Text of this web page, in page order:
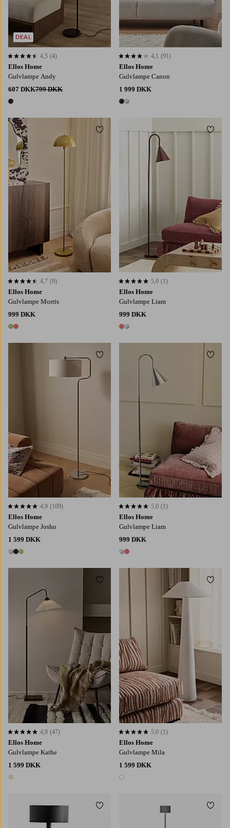
Ellos Home
Gulvlampe Andy
607 DKK799 DKK
1 farve
4,5 baseret på 4 bedømmelser
4,5 (4)
DEAL
Ellos Home
Gulvlampe Canon
1 999 DKK
2 farver
4,1 baseret på 91 bedømmelser
4,1 (91)
Ellos Home
Gulvlampe Morris
999 DKK
2 farver
4,7 baseret på 9 bedømmelser
4,7 (9)
Tilføj til favoritter
Ellos Home
Gulvlampe Liam
999 DKK
2 farver
5,0 baseret på 1 bedømmelser
5,0 (1)
Ellos Home
Gulvlampe Josho
1 599 DKK
3 farver
4,9 baseret på 109 bedømmelser
4,9 (109)
Tilføj til favoritter
Ellos Home
Gulvlampe Liam
999 DKK
2 farver
5,0 baseret på 1 bedømmelser
5,0 (1)
Ellos Home
Gulvlampe Kathe
1 599 DKK
1 farve
4,8 baseret på 47 bedømmelser
4,8 (47)
Tilføj til favoritter
Ellos Home
Gulvlampe Mila
1 599 DKK
1 farve
5,0 baseret på 1 bedømmelser
5,0 (1)
Tilføj til favoritter